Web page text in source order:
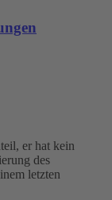
er hat kein
des
letzten